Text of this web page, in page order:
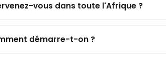
vous dans toute l'Afrique ?
démarre-t-on ?